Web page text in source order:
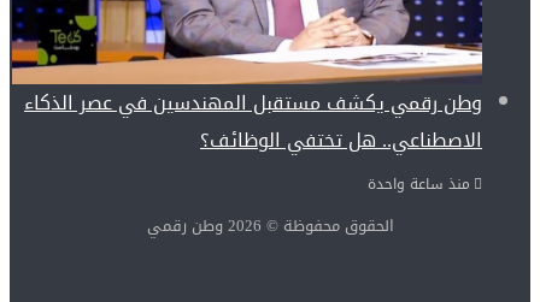
وطن رقمي يكشف مستقبل المهندسين في عصر الذكاء
الاصطناعي.. هل تختفي الوظائف؟
منذ ساعة واحدة
الحقوق محفوظة © 2026 وطن رقمي